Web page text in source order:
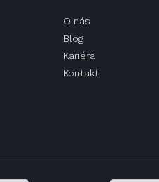
O nás
Blog
Kariéra
Kontakt